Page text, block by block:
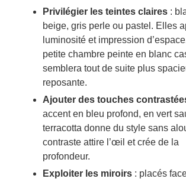
Privilégier les teintes claires:
beige, gris perle ou pastel. Elles
luminosité et impression
petite chambre peinte en blanc
semblera tout de suite plus
reposante.
Ajouter des touches
accent en bleu profond, en vert
terracotta donne du style sans
contraste attire l’œil et crée de la
profondeur.
Exploiter les miroirs: placés